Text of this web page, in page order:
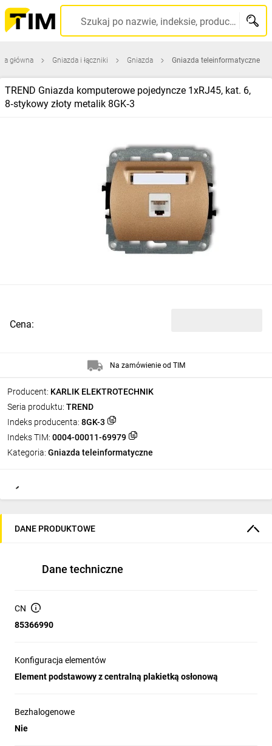
Szukaj po nazwie, indeksie, producencie, kodzie kreskowym...
główna Gniazda i łączniki Gniazda Gniazda teleinformatyczne
TREND Gniazda komputerowe pojedyncze 1xRJ45, kat. 6,
8‑stykowy złoty metalik 8GK‑3
Producent: KARLIK ELEKTROTECHNIK
Seria produktu: TREND
Indeks producenta: 8GK-3
Indeks TIM: 0004-00011-69979
Kategoria: Gniazda teleinformatyczne
Cena:
Na zamówienie od TIM
DANE PRODUKTOWE
Dane techniczne
CN
85366990
Konfiguracja elementów
Element podstawowy z centralną plakietką osłonową
Bezhalogenowe
Nie